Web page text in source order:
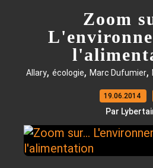
Zoom
Allary, écologie, Marc Dufumier,
19.06.2014
Par